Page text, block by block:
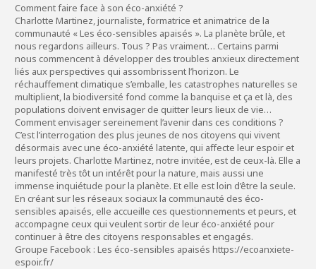
Comment faire face à son éco-anxiété ?
Charlotte Martinez, journaliste, formatrice et animatrice de la
communauté « Les éco-sensibles apaisés ». La planète brûle, et
nous regardons ailleurs. Tous ? Pas vraiment… Certains parmi
nous commencent à développer des troubles anxieux directement
liés aux perspectives qui assombrissent l’horizon. Le
réchauffement climatique s’emballe, les catastrophes naturelles se
multiplient, la biodiversité fond comme la banquise et ça et là, des
populations doivent envisager de quitter leurs lieux de vie…
Comment envisager sereinement l’avenir dans ces conditions ?
C’est l’interrogation des plus jeunes de nos citoyens qui vivent
désormais avec une éco-anxiété latente, qui affecte leur espoir et
leurs projets. Charlotte Martinez, notre invitée, est de ceux-là. Elle a
manifesté très tôt un intérêt pour la nature, mais aussi une
immense inquiétude pour la planète. Et elle est loin d’être la seule.
En créant sur les réseaux sociaux la communauté des éco-
sensibles apaisés, elle accueille ces questionnements et peurs, et
accompagne ceux qui veulent sortir de leur éco-anxiété pour
continuer à être des citoyens responsables et engagés.
Groupe Facebook : Les éco-sensibles apaisés https://ecoanxiete-
espoir.fr/